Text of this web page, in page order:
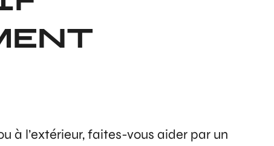
à l’extérieur, faites-vous aider par un